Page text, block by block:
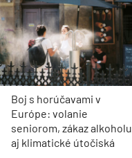
Boj s horúčavami v
Európe: volanie
seniorom, zákaz alkoholu
aj klimatické útočiská